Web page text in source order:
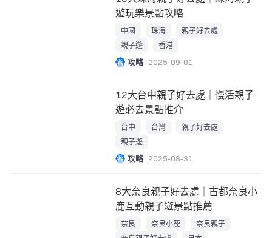
遊玩樂景點攻略
中國 珠海
親子好去處
親子遊
香港
攻略 2025-09-01
12大台中親子好去處｜慢活親子
遊必去景點推介
台中 台灣
親子好去處
親子遊
攻略 2025-08-31
8大奈良親子好去處｜古都奈良小
鹿互動親子遊景點推薦
奈良 奈良小鹿
奈良親子